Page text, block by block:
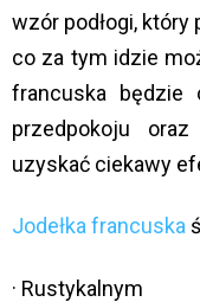
wzór podłogi,
co za tym idzie
francuska będzie
przedpokoju
uzyskać ciekawy
Jodełka francuska
· Rustykalnym